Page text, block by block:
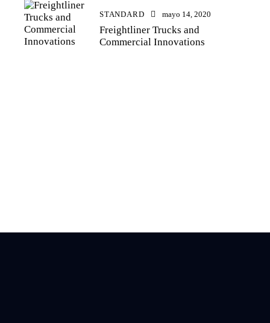
STANDARD mayo 14, 2020
Freightliner Trucks and
Commercial Innovations